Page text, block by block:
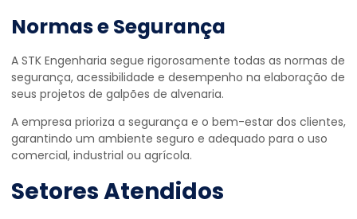
Normas e Segurança
A STK Engenharia segue rigorosamente todas as normas de
segurança, acessibilidade e desempenho na elaboração de
seus projetos de galpões de alvenaria.
A empresa prioriza a segurança e o bem-estar dos clientes,
garantindo um ambiente seguro e adequado para o uso
comercial, industrial ou agrícola.
Setores Atendidos